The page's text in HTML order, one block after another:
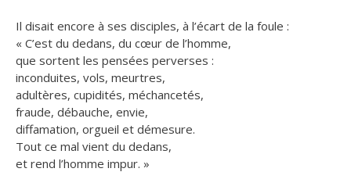
Il disait encore à ses disciples, à l’écart de la foule :
« C’est du dedans, du cœur de l’homme,
que sortent les pensées perverses :
inconduites, vols, meurtres,
adultères, cupidités, méchancetés,
fraude, débauche, envie,
diffamation, orgueil et démesure.
Tout ce mal vient du dedans,
et rend l’homme impur. »